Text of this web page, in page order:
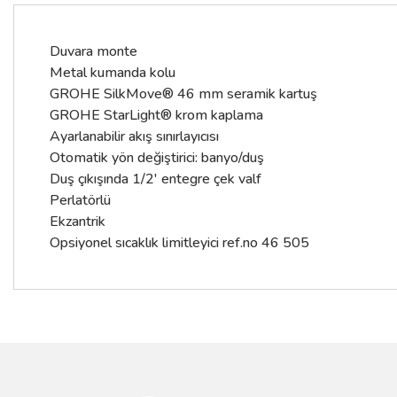
Duvara monte
Metal kumanda kolu
GROHE SilkMove® 46 mm seramik kartuş
GROHE StarLight® krom kaplama
Ayarlanabilir akış sınırlayıcısı
Otomatik yön değiştirici: banyo/duş
Duş çıkışında 1/2' entegre çek valf
Perlatörlü
Ekzantrik
Opsiyonel sıcaklık limitleyici ref.no 46 505